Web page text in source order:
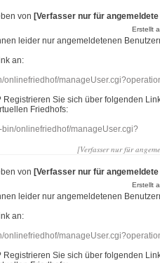
von [Verfasser nur für
Erstellt
leider nur angemeldetenen
an:
onlinefriedhof/
Sie sich über folgenden
Friedhofs:
onlinefriedhof/manageUser.cgi?
[Verfasser nur für
von [Verfasser nur für
Erstellt
leider nur angemeldetenen
an:
onlinefriedhof/
Sie sich über folgenden